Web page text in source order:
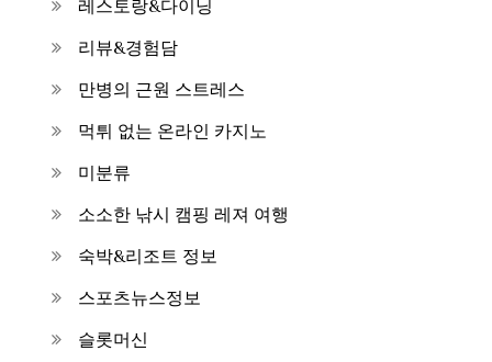
레스토랑&다이닝
리뷰&경험담
만병의 근원 스트레스
먹튀 없는 온라인 카지노
미분류
소소한 낚시 캠핑 레져 여행
숙박&리조트 정보
스포츠뉴스정보
슬롯머신